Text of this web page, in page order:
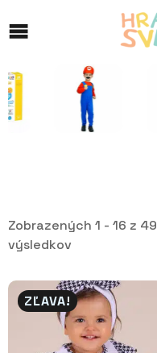
Zobrazených 1 - 16 z 49
výsledkov
ZĽAVA!